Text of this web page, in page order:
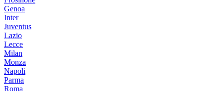
Genoa
Inter
Juventus
Lazio
Lecce
Milan
Monza
Napoli
Parma
Roma